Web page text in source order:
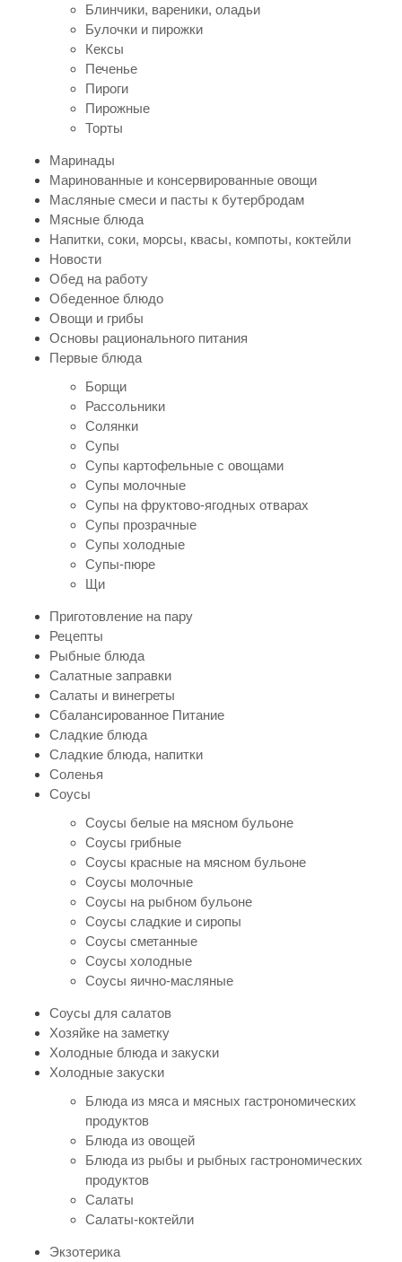
Блинчики, вареники, оладьи
Булочки и пирожки
Кексы
Печенье
Пироги
Пирожные
Торты
Маринады
Маринованные и консервированные овощи
Масляные смеси и пасты к бутербродам
Мясные блюда
Напитки, соки, морсы, квасы, компоты, коктейли
Новости
Обед на работу
Обеденное блюдо
Овощи и грибы
Основы рационального питания
Первые блюда
Борщи
Рассольники
Солянки
Супы
Супы картофельные с овощами
Супы молочные
Супы на фруктово-ягодных отварах
Супы прозрачные
Супы холодные
Супы-пюре
Щи
Приготовление на пару
Рецепты
Рыбные блюда
Салатные заправки
Салаты и винегреты
Сбалансированное Питание
Сладкие блюда
Сладкие блюда, напитки
Соленья
Соусы
Соусы белые на мясном бульоне
Соусы грибные
Соусы красные на мясном бульоне
Соусы молочные
Соусы на рыбном бульоне
Соусы сладкие и сиропы
Соусы сметанные
Соусы холодные
Соусы яично-масляные
Соусы для салатов
Хозяйке на заметку
Холодные блюда и закуски
Холодные закуски
Блюда из мяса и мясных гастрономических
продуктов
Блюда из овощей
Блюда из рыбы и рыбных гастрономических
продуктов
Салаты
Салаты-коктейли
Экзотерика